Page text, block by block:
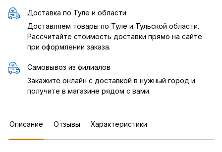
Доставка по Туле и области
Доставляем товары по Туле и Тульской области.
Рассчитайте стоимость доставки прямо на сайте
при оформлении заказа.
Самовывоз из филиалов
Закажите онлайн с доставкой в нужный город и
получите в магазине рядом с вами.
Описание Отзывы Характеристики